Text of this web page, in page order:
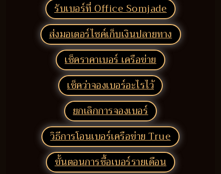
รับเบอร์ที่ Office Somjade
ส่งมอเตอร์ไซค์เก็บเงินปลายทาง
เช็คราคาเบอร์ เครือข่าย
เช็คว่าจองเบอร์อะไรไว้
ยกเลิกการจองเบอร์
วิธีการโอนเบอร์เครือข่าย True
ขั้นตอนการซื้อเบอร์รายเดือน